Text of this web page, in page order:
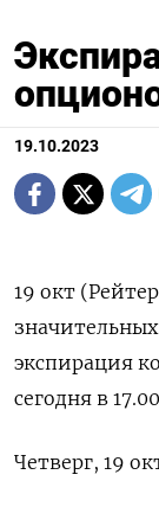
19.10.2023
19 окт
экспирация
сегодня в
Четверг, 19